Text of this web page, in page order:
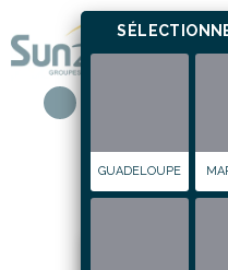
GUADELOUPE
ÉCOLE
01